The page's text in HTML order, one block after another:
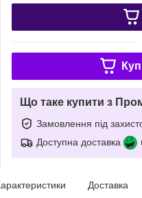
Що таке купити з
Замовлення під
Доступна доставка
Доставка